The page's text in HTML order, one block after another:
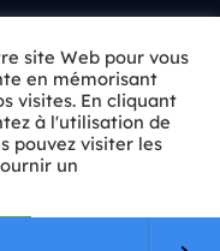
site Web pour vous
en mémorisant
visites. En cliquant
à l'utilisation de
pouvez visiter les
un